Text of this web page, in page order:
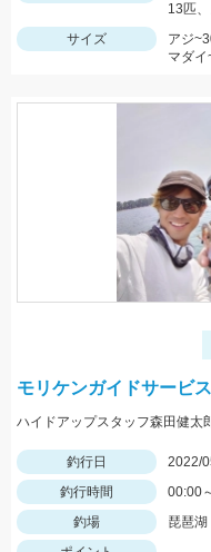
13匹
サイズ
アジ
マダ
モリケンガイドサービ
釣行日
2022/
釣行時間
00:00
釣場
琵琶